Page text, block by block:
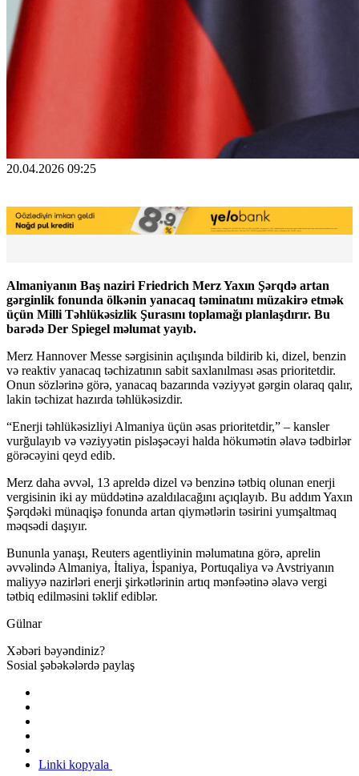
20.04.2026 09:25
Almaniyanın Baş naziri Friedrich Merz Yaxın Şərqdə artan
gərginlik fonunda ölkənin yanacaq təminatını müzakirə etmək
üçün Milli Təhlükəsizlik Şurasını toplamağı planlaşdırır. Bu
barədə Der Spiegel məlumat yayıb.
Merz Hannover Messe sərgisinin açılışında bildirib ki, dizel, benzin
və reaktiv yanacaq təchizatının sabit saxlanılması əsas prioritetdir.
Onun sözlərinə görə, yanacaq bazarında vəziyyət gərgin olaraq qalır,
lakin təchizat hazırda təhlükəsizdir.
“Enerji təhlükəsizliyi Almaniya üçün əsas prioritetdir,” – kansler
vurğulayıb və vəziyyətin pisləşəcəyi halda hökumətin əlavə tədbirlər
görəcəyini qeyd edib.
Merz daha əvvəl, 13 apreldə dizel və benzinə tətbiq olunan enerji
vergisinin iki ay müddətinə azaldılacağını açıqlayıb. Bu addım Yaxın
Şərqdəki münaqişə fonunda artan qiymətlərin təsirini yumşaltmaq
məqsədi daşıyır.
Bununla yanaşı, Reuters agentliyinin məlumatına görə, aprelin
əvvəlində Almaniya, İtaliya, İspaniya, Portuqaliya və Avstriyanın
maliyyə nazirləri enerji şirkətlərinin artıq mənfəətinə əlavə vergi
tətbiq edilməsini təklif ediblər.
Gülnar
Xəbəri bəyəndiniz?
Sosial şəbəkələrdə paylaş
Linki kopyala